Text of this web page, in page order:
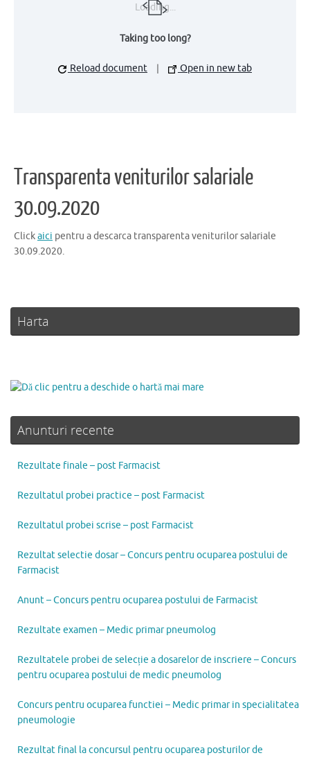
Loading...
Taking too long?
Reload document | Open in new tab
Transparenta veniturilor salariale
30.09.2020
Clickaici pentru a descarca transparenta veniturilor salariale
30.09.2020.
Harta
Anunturi recente
Rezultate finale – post Farmacist
Rezultatul probei practice – post Farmacist
Rezultatul probei scrise – post Farmacist
Rezultat selectie dosar – Concurs pentru ocuparea postului de
Farmacist
Anunt – Concurs pentru ocuparea postului de Farmacist
Rezultate examen – Medic primar pneumolog
Rezultatele probei de selecție a dosarelor de inscriere – Concurs
pentru ocuparea postului de medic pneumolog
Concurs pentru ocuparea functiei – Medic primar in specialitatea
pneumologie
Rezultat final la concursul pentru ocuparea posturilor de